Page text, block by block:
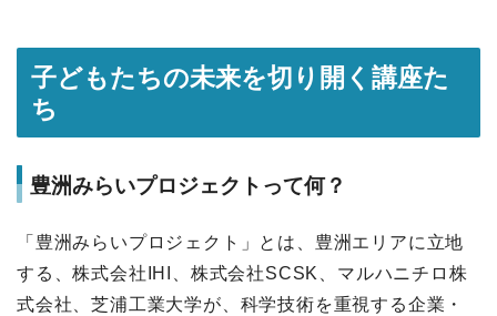
子どもたちの未来を切り開く講座た
ち
豊洲みらいプロジェクトって何？
「豊洲みらいプロジェクト」とは、豊洲エリアに立地
する、株式会社IHI、株式会社SCSK、マルハニチロ株
式会社、芝浦工業大学が、科学技術を重視する企業・